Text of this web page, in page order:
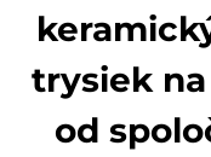
trysiek
od